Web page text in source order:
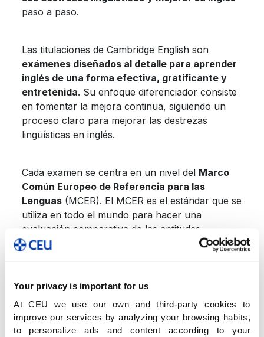
Your privacy is important for us
At CEU we use our own and third-party cookies to
improve our services by analyzing your browsing habits,
to personalize ads and content according to your
paso a paso.
Las titulaciones de Cambridge English son
exámenes diseñados al detalle para aprender
inglés de una forma efectiva, gratificante y
entretenida. Su enfoque diferenciador consiste
en fomentar la mejora continua, siguiendo un
proceso claro para mejorar las destrezas
lingüísticas en inglés.
Cada examen se centra en un nivel del Marco
Común Europeo de Referencia para las
Lenguas(MCER). El MCER es el estándar que se
utiliza en todo el mundo para hacer una
evaluación comparativa de las aptitudes
lingüísticas.
Cada examen está cuidadosamente diseñado
para consolidar las destrezas desarrolladas en el
nivel previo y sentar las bases del futuro éxito.